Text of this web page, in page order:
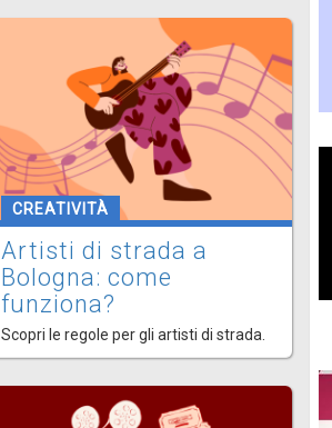
CREATIVITÀ
Artisti di strada a
Bologna: come
funziona?
Scopri le regole per gli artisti di strada.